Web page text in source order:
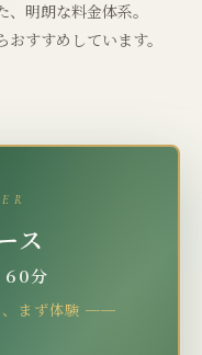
明朗な料金体系。
すすめしています。
ス
分
まず体験 ──